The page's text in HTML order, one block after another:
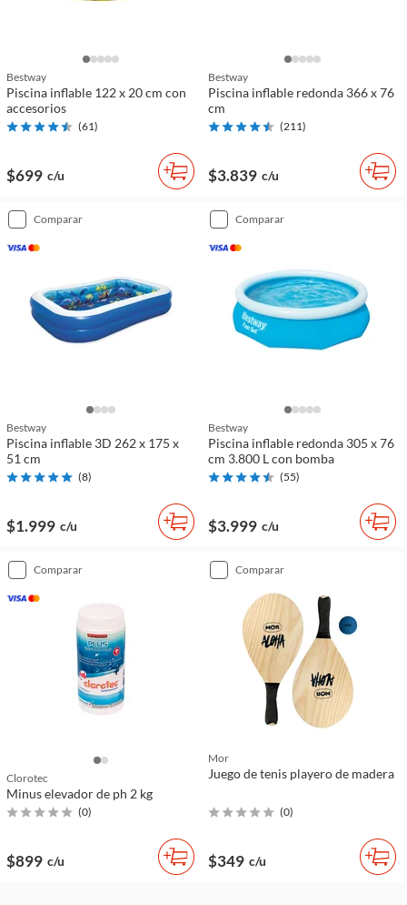
Bestway
Piscina inflable 122 x 20 cm con
accesorios
(61)
$699 c/u
Bestway
Piscina inflable redonda 366 x 76
cm
(211)
$3.839 c/u
comparar
Bestway
Piscina inflable 3D 262 x 175 x
51 cm
(8)
$1.999 c/u
comparar
Bestway
Piscina inflable redonda 305 x 76
cm 3.800 L con bomba
(55)
$3.999 c/u
comparar
Clorotec
Minus elevador de ph 2 kg
(0)
$899 c/u
comparar
Mor
Juego de tenis playero de madera
(0)
$349 c/u